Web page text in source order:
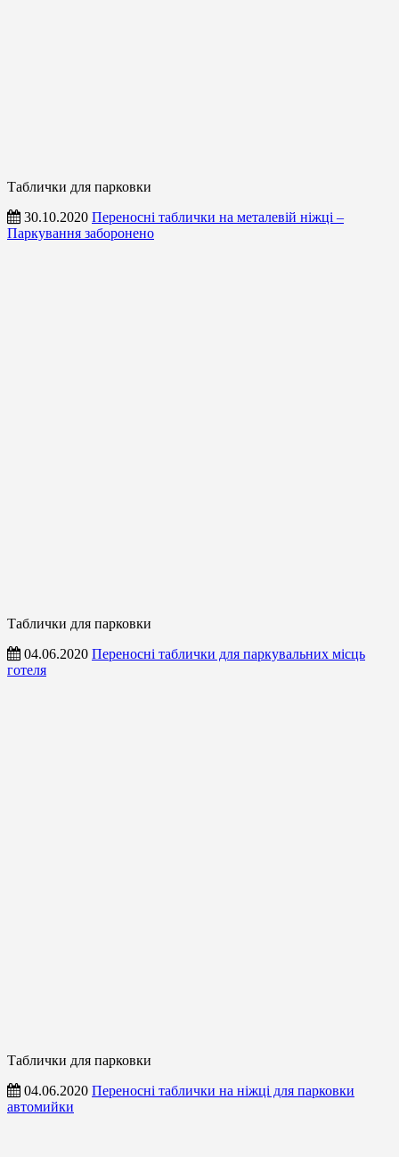
Таблички для парковки
30.10.2020 Переносні таблички на металевій ніжці –
Паркування заборонено
Таблички для парковки
04.06.2020 Переносні таблички для паркувальних місць
готеля
Таблички для парковки
04.06.2020 Переносні таблички на ніжці для парковки
автомийки